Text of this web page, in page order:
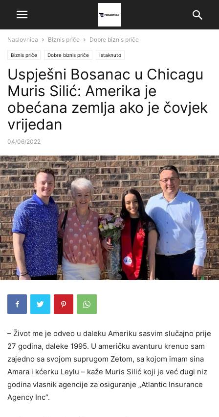
Naslovnica Biznis priče Dobre biznis priče
Biznis priče Dobre biznis priče Istaknuto
Uspješni Bosanac u Chicagu
Muris Silić: Amerika je
obećana zemlja ako je čovjek
vrijedan
04/06/2022
– Život me je odveo u daleku Ameriku sasvim slučajno prije
27 godina, daleke 1995. U američku avanturu krenuo sam
zajedno sa svojom suprugom Zetom, sa kojom imam sina
Amara i kćerku Leylu – kaže Muris Silić koji je već dugi niz
godina vlasnik agencije za osiguranje „Atlantic Insurance
Agency Inc“.